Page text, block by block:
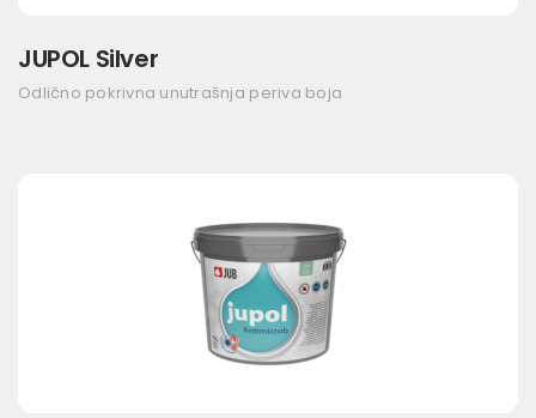
JUPOL Silver
Odlično pokrivna unutrašnja periva boja